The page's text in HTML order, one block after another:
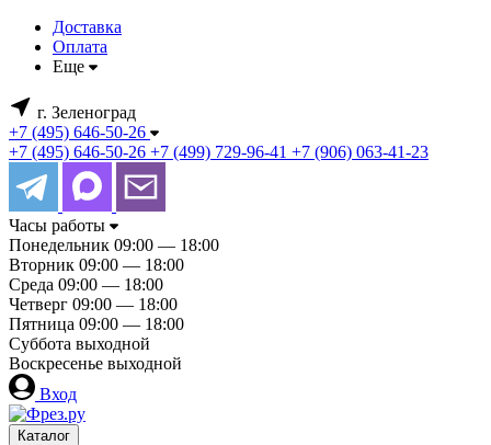
Доставка
Оплата
Еще
г. Зеленоград
+7 (495) 646-50-26
+7 (495) 646-50-26 +7 (499) 729-96-41 +7 (906) 063-41-23
Часы работы
Понедельник 09:00 — 18:00
Вторник 09:00 — 18:00
Среда 09:00 — 18:00
Четверг 09:00 — 18:00
Пятница 09:00 — 18:00
Суббота выходной
Воскресенье выходной
Вход
Каталог